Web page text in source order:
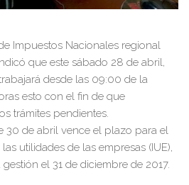
Impuestos Nacionales regional
que este sábado 28 de abril,
desde las 09:00 de la
esto con el fin de que
trámites pendientes.
30 de abril vence el plazo para el
utilidades de las empresas (IUE),
el 31 de diciembre de 2017.